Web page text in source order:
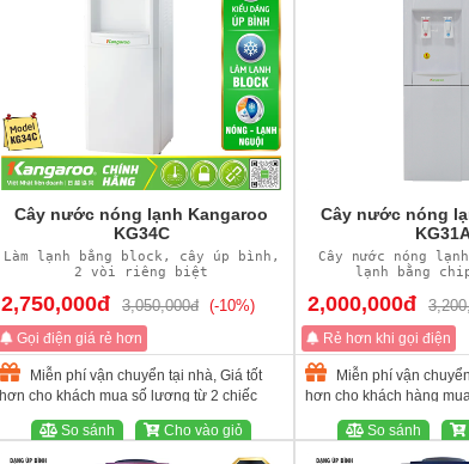
Cây nước nóng lạnh Kangaroo
KG34C
Làm lạnh bằng block, cây úp bình,
2 vòi riêng biệt
2,750,000đ 3,050,000đ (-10%)
Gọi điện giá rẻ hơn
Miễn phí vận chuyển tại nhà, Giá tốt
hơn cho khách mua số lượng từ 2 chiếc
So sánh Cho vào giỏ
Cây nước nóng
Cây nước nóng
lạnh bằng
2,000,000đ
Rẻ hơn khi gọi điện
Miễn phí vận
hơn cho khách hàng
So sánh